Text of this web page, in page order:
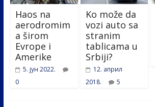
Haos na
aerodromim
a širom
Evrope i
Amerike
5. јун 2022.
0
Ko može da
vozi auto sa
stranim
tablicama u
Srbiji?
12. април
2018.
5